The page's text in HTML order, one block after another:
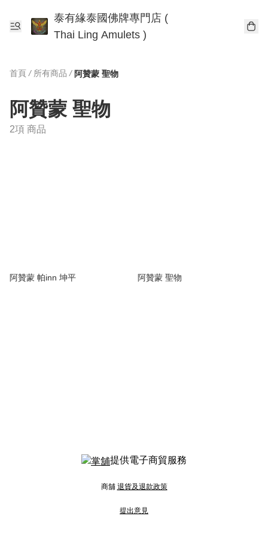
泰有緣泰國佛牌專門店 (
Thai Ling Amulets )
首頁 / 所有商品 / 阿贊蒙 聖物
阿贊蒙 聖物
2項 商品
阿贊蒙 帕inn 坤平 阿贊蒙 聖物
提供電子商貿服務
商舖 退貨及退款政策
提出意見